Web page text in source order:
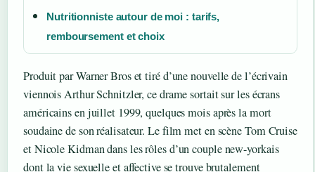
Nutritionniste autour de moi : tarifs,
remboursement et choix
Produit par Warner Bros et tiré d’une nouvelle de l’écrivain
viennois Arthur Schnitzler, ce drame sortait sur les écrans
américains en juillet 1999, quelques mois après la mort
soudaine de son réalisateur. Le film met en scène Tom Cruise
et Nicole Kidman dans les rôles d’un couple new-yorkais
dont la vie sexuelle et affective se trouve brutalement